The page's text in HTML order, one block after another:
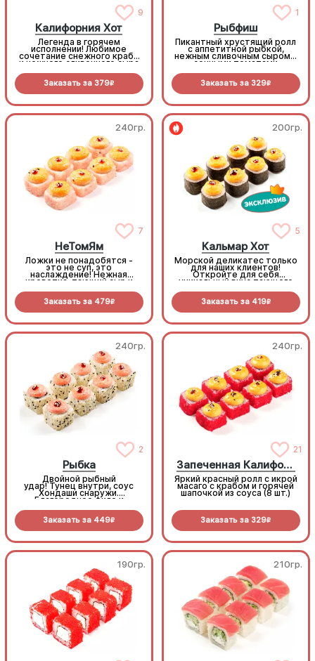
9
Калифорния Хот
Легенда в горячем
исполнении! Любимое
сочетание снежного краба
и нежного сливочного сыра
темпуре. Свежий томат
добавляет начинке особую
сочность, делая этот ролл
сытного ужина (8шт.)
Заказать за 379R
1
Рыбфиш
Пикантный хрустящий ролл
с аппетитной рыбкой,
нежным сливочным сыром и
сочными томатами
Заказать за 329R
240гр.
7
НеТомЯм
Ложки не понадобятся -
это не суп, это
наслаждение! Нежная
креветка, тающий сыр и
чипсов. Мы убрали жгучую
остроту, оставив только
глубокий, насыщенный вкус
ноты в уютном,
согревающем формате
Заказать за 479R
200гр.
5
Кальмар Хот
Морской деликатес только
для наших клиентов!
Откройте для себя
уникальный вкус тающего
пикантным Спайси с
капелькой сладкого Унаги
Заказать за 419R
240гр.
2
Рыбка
Двойной рыбный
удар! Тунец внутри, соус
Хондаши снаружи.
Благородное филе и
под ароматной шапочкой на
рыбном бульоне.
Насыщенный вкус умами в
Заказать за 449R
240гр.
21
Запеченная Калифорния
Яркий красный ролл с икрой
масаго с крабом и горячей
шапочкой из соуса (8 шт.)
Заказать за 329R
190гр. 210гр.